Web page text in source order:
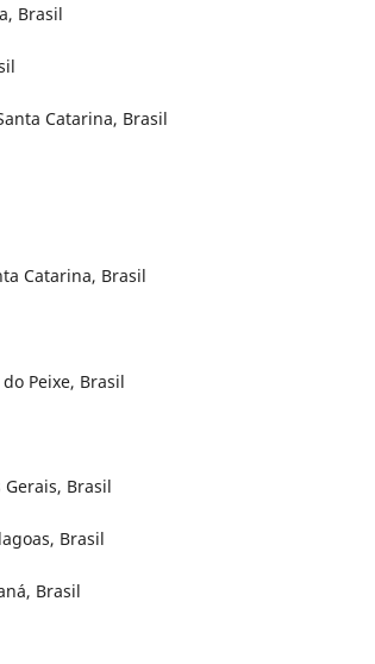
Brasil
Catarina, Brasil
Catarina, Brasil
Peixe, Brasil
Brasil
Brasil
Brasil